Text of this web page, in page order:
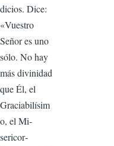
dicios. Dice:
«Vuestro
Señor es uno
sólo. No hay
más divinidad
que Él, el
Graciabilísim
o, el Mi­
sericor­